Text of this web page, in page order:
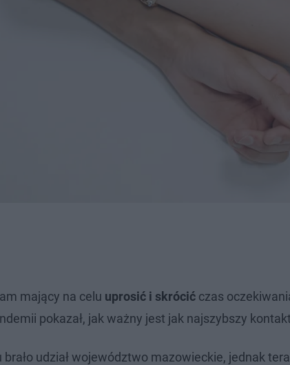
mający na celu uprosić i skrócić czas
pokazał, jak ważny jest jak najszybszy
udział województwo mazowieckie, jednak